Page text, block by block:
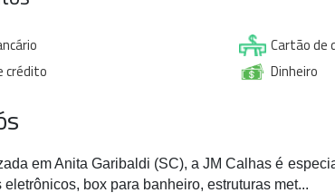
crédito
Cartão de
Dinheiro
em Anita Garibaldi (SC), a JM Calhas é
eletrônicos, box para banheiro, estruturas met...